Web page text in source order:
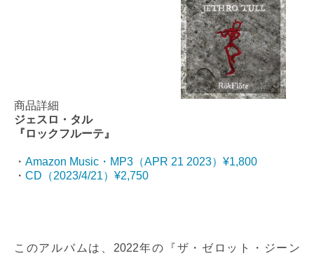
商品詳細
ジェスロ・タル
『ロックフルーテ』
・ Amazon Music・MP3（APR 21 2023）¥1,800
・ CD（2023/4/21）¥2,750
このアルバムは、2022年の『ザ・ゼロット・ジーン